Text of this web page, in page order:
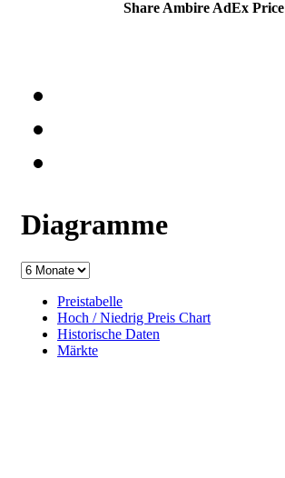
Share Ambire AdEx Price
Diagramme
Preistabelle
Hoch / Niedrig Preis Chart
Historische Daten
Märkte